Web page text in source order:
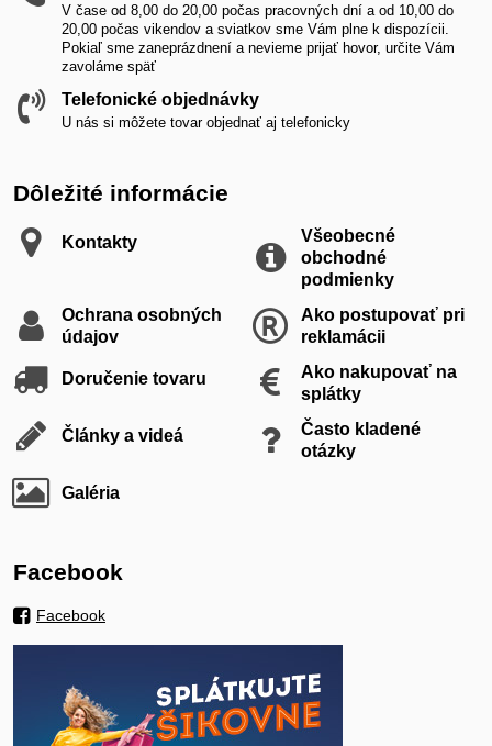
V čase od 8,00 do 20,00 počas pracovných dní a od 10,00 do
20,00 počas vikendov a sviatkov sme Vám plne k dispozícii.
Pokiaľ sme zaneprázdnení a nevieme prijať hovor, určite Vám
zavoláme späť
Telefonické objednávky
U nás si môžete tovar objednať aj telefonicky
Dôležité informácie
Kontakty
Všeobecné
obchodné
podmienky
Ochrana osobných
údajov
Ako postupovať pri
reklamácii
Doručenie tovaru
Ako nakupovať na
splátky
Články a videá
Často kladené
otázky
Galéria
Facebook
Facebook